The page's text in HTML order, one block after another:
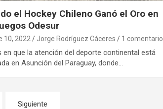
el Hockey Chileno Ganó el Oro en
Odesur
10, 2022 Jorge Rodríguez Cáceres 1 comentario
en que la atención del deporte continental está
en Asunción del Paraguay, donde…
Siguiente